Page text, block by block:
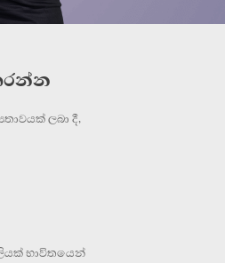
ලබා දී,
භාවිතයෙන්